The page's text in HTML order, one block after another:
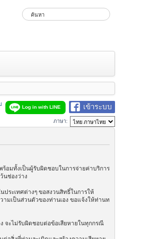
เข้าระบบ
Log in with LINE
ภาษา:
อมทั้งเป็นผู้รับผิดชอบในการจ่ายค่าบริการ
นช่องว่าง
ระเทศต่างๆ ขอสงวนสิทธิ์ในการให้
มเป็นส่วนตัวของท่านเอง ขอแจ้งให้ท่านท
จะไม่รับผิดชอบต่อข้อเสียหายในทุกกรณี